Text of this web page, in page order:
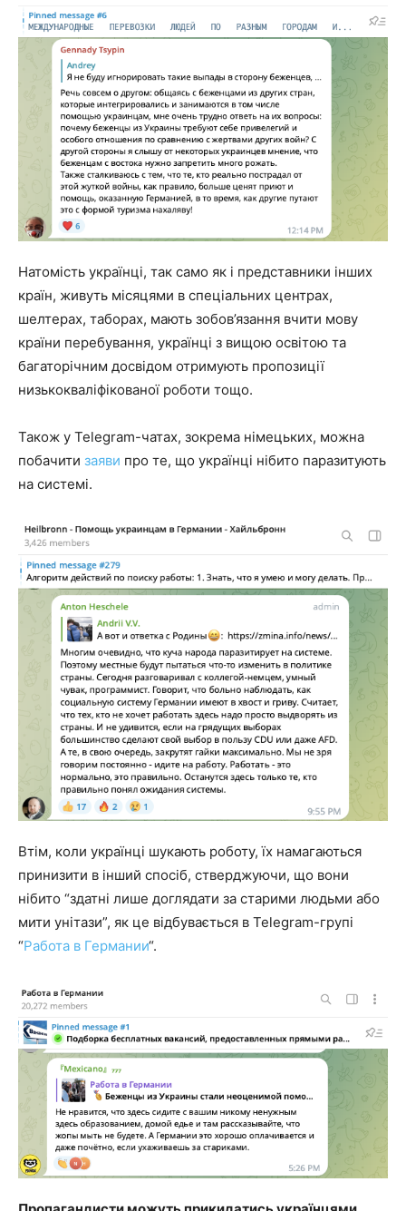
Натомість українці, так само як і представники інших
країн, живуть місяцями в спеціальних центрах,
шелтерах, таборах, мають зобов’язання вчити мову
країни перебування, українці з вищою освітою та
багаторічним досвідом отримують пропозиції
низькокваліфікованої роботи тощо.
Також у Telegram-чатах, зокрема німецьких, можна
побачити заяви про те, що українці нібито паразитують
на системі.
Втім, коли українці шукають роботу, їх намагаються
принизити в інший спосіб, стверджуючи, що вони
нібито “здатні лише доглядати за старими людьми або
мити унітази”, як це відбувається в Telegram-групі
“Работа в Германии“.